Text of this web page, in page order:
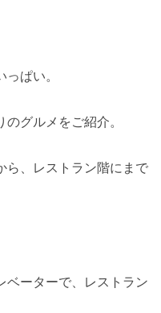
ぱい。
グルメをご紹介。
ら、レストラン階にまで
ベーターで、レストラン